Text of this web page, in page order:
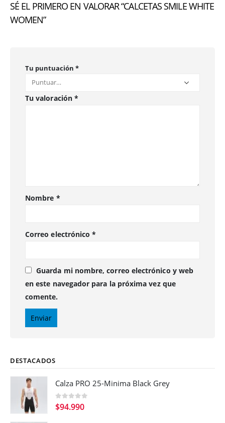
SÉ EL PRIMERO EN VALORAR “CALCETAS SMILE WHITE
WOMEN”
Tu puntuación *
Tu valoración *
Nombre *
Correo electrónico*
Guarda mi nombre, correo electrónico y web
en este navegador para la próxima vez que
comente.
DESTACADOS
Calza PRO 25-Minima Black Grey
0out of 5
$94.990